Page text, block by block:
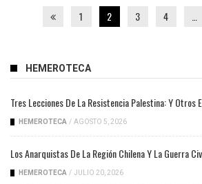
1 2 3 4
HEMEROTECA
Tres Lecciones De La Resistencia Palestina: Y Otros
HEMEROTECA / AGOSTO 5, 2026
Los Anarquistas De La Región Chilena Y La Guerra
HEMEROTECA / JULIO 20, 2026